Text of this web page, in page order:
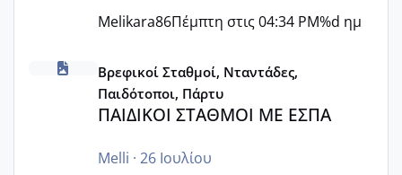
Melikara86Πέμπτη στις 04:34 PM%d ημ
ΠΑΙΔΙΚΟΙ ΣΤΑΘΜΟΙ ΜΕ ΕΣΠΑ
Βρεφικοί Σταθμοί, Νταντάδες,
Παιδότοποι, Πάρτυ
ΠΑΙΔΙΚΟΙ ΣΤΑΘΜΟΙ ΜΕ ΕΣΠΑ
Melli · 26 Ιουλίου